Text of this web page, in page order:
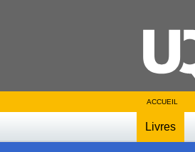
ACCUEIL
Livres